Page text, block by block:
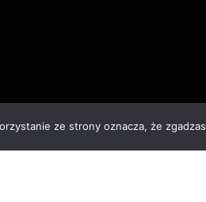
ze strony oznacza, że